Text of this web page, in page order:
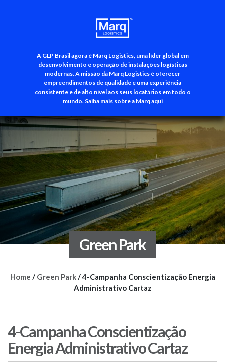
A GLP Brasil agora é Marq Logistics, uma líder global em
desenvolvimento e operação de instalações logísticas
modernas. A missão da Marq Logistics é oferecer
empreendimentos de qualidade e uma experiência
consistente e de alto nível aos seus locatários em todo o
mundo. Saiba mais sobre a Marq aqui
+55 (11) 3500-3700
Green Park
Home / Green Park/4-Campanha Conscientização Energia
Administrativo Cartaz
4-Campanha Conscientização
Energia Administrativo Cartaz